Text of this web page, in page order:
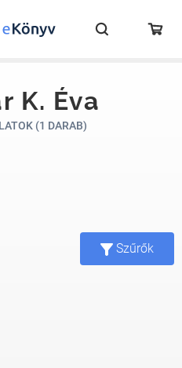
K. Éva
(1 DARAB)
Szűrők